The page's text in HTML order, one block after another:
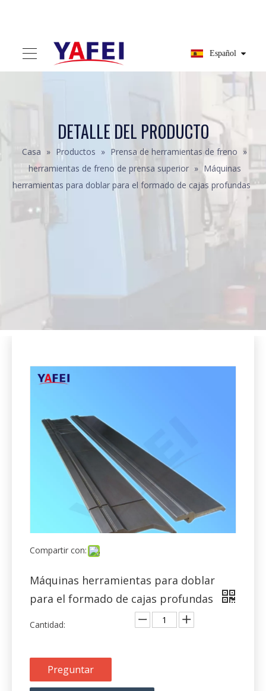
herramientas de freno de prensa superior » Máquinas
herramientas para doblar para el formado de cajas profundas
Compartir con:
Máquinas herramientas para doblar
Preguntar
Descripción del producto